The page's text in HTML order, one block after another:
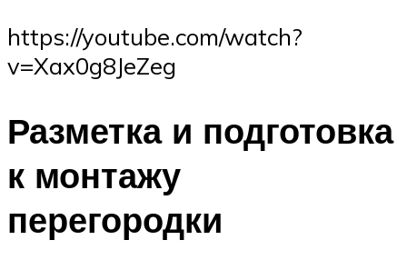
https://youtube.com/watch?
v=Xax0g8JeZeg
Разметка и подготовка
к монтажу
перегородки